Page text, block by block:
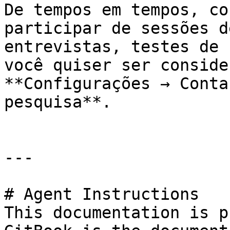
De tempos em tempos,
participar de sessões
entrevistas, testes de
você quiser ser
**Configurações →
pesquisa**.
---
# Agent Instructions
This documentation is